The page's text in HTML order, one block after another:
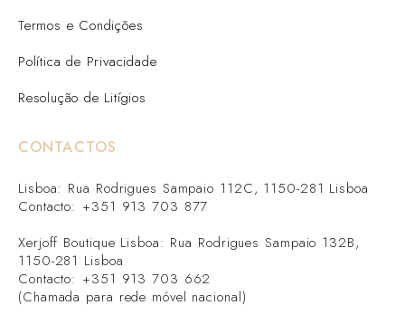
Termos e Condições
Política de Privacidade
Resolução de Litígios
CONTACTOS
Lisboa: Rua Rodrigues Sampaio 112C, 1150-281 Lisboa
Contacto: +351 913 703 877
Xerjoff Boutique Lisboa: Rua Rodrigues Sampaio 132B,
1150-281 Lisboa
Contacto: +351 913 703 662
(Chamada para rede móvel nacional)